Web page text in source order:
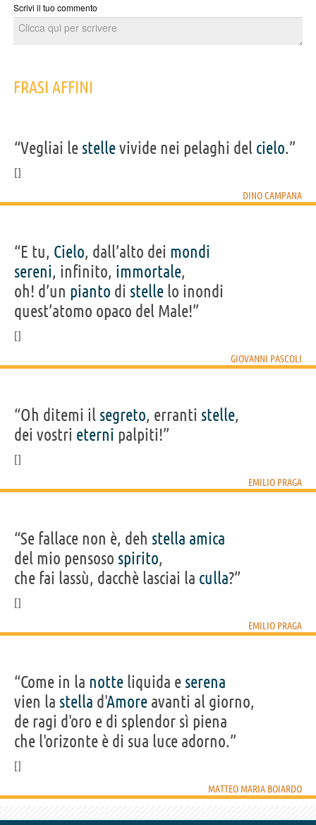
Scrivi il tuo commento
FRASI AFFINI
“Vegliai le stellevivide nei pelaghi del cielo.”
DINO CAMPANA
“E tu, Cielo, dall’alto dei mondi
sereni, infinito, immortale,
oh! d’un pianto di stelle lo inondi
quest’atomo opaco del Male!”
GIOVANNI PASCOLI
“Oh ditemi il segreto, erranti stelle,
dei vostri eterni palpiti!”
EMILIO PRAGA
“Se fallace non è, deh stella amica
del mio pensoso spirito,
che fai lassù, dacchè lasciai la culla?”
EMILIO PRAGA
“Come in la notte liquida e serena
vien la stella d'Amore avanti al giorno,
de ragi d'oro e di splendor sì piena
che l'orizonte è di sua luce adorno.”
MATTEO MARIA BOIARDO